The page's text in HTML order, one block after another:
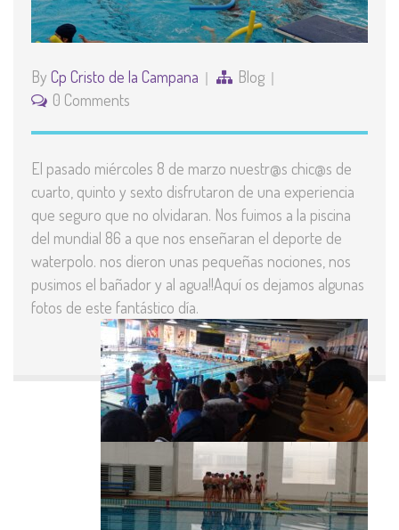
By Cp Cristo de la Campana
Blog
0 Comments
El pasado miércoles 8 de marzo nuestr@s chic@s de
cuarto, quinto y sexto disfrutaron de una experiencia
que seguro que no olvidaran. Nos fuimos a la piscina
del mundial 86 a que nos enseñaran el deporte de
waterpolo. nos dieron unas pequeñas nociones, nos
pusimos el bañador y al agua!!Aquí os dejamos algunas
fotos de este fantástico día.